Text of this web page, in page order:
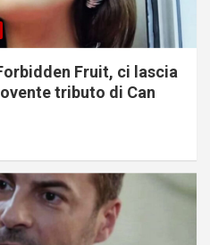
Fruit, ci lascia
tributo di Can